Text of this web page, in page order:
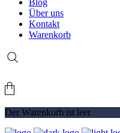
Blog
Über uns
Kontakt
Warenkorb
Der Warenkorb ist leer